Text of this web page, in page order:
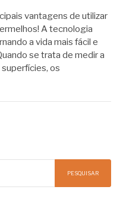
vantagens de utilizar
A tecnologia
a vida mais fácil e
se trata de medir a
os
PESQUISAR